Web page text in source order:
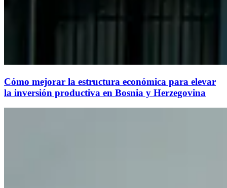
Cómo mejorar la estructura económica para elevar
la inversión productiva en Bosnia y Herzegovina